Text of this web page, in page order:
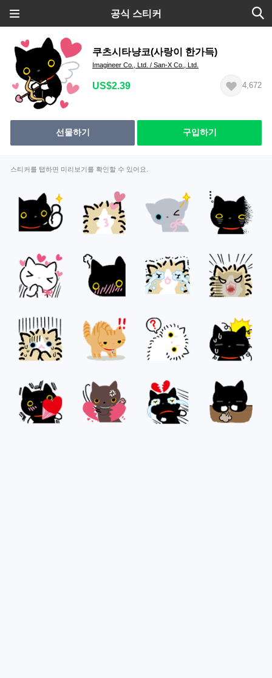
공식 스티커
쿠츠시타냥코(사랑이 한가득)
Imagineer Co., Ltd. / San-X Co., Ltd.
US$2.39 4,672
선물하기 구입하기
스티커를 탭하면 미리보기를 확인할 수 있어요.